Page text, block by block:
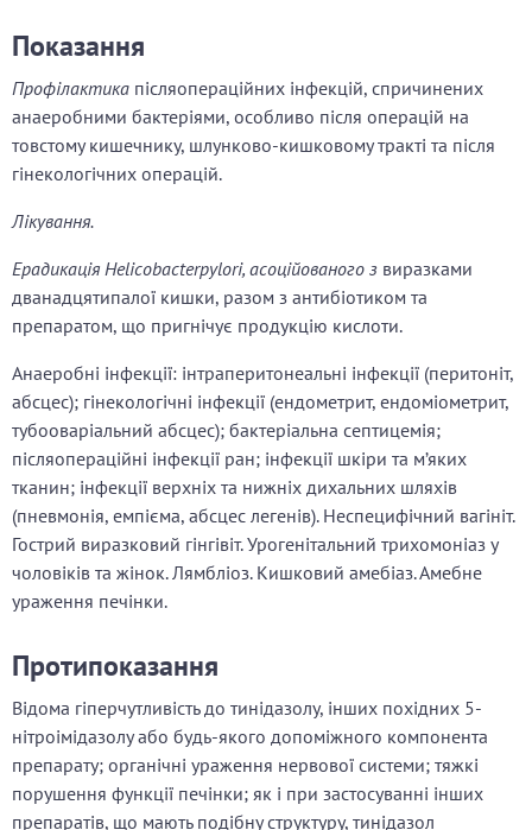
Показання
Профілактика післяопераційних інфекцій, спричинених
анаеробними бактеріями, особливо після операцій на
товстому кишечнику, шлунково-кишковому тракті та після
гінекологічних операцій.
Лікування.
Ерадикація Helicobacterpylori, асоційованого з виразками
дванадцятипалої кишки, разом з антибіотиком та
препаратом, що пригнічує продукцію кислоти.
Анаеробні інфекції: інтраперитонеальні інфекції (перитоніт,
абсцес); гінекологічні інфекції (ендометрит, ендоміометрит,
тубооваріальний абсцес); бактеріальна септицемія;
післяопераційні інфекції ран; інфекції шкіри та м’яких
тканин; інфекції верхніх та нижніх дихальних шляхів
(пневмонія, емпієма, абсцес легенів). Неспецифічний вагініт.
Гострий виразковий гінгівіт. Урогенітальний трихомоніаз у
чоловіків та жінок. Лямбліоз. Кишковий амебіаз. Амебне
ураження печінки.
Протипоказання
Відома гіперчутливість до тинідазолу, інших похідних 5-
нітроімідазолу або будь-якого допоміжного компонента
препарату; органічні ураження нервової системи; тяжкі
порушення функції печінки; як і при застосуванні інших
препаратів, що мають подібну структуру, тинідазол